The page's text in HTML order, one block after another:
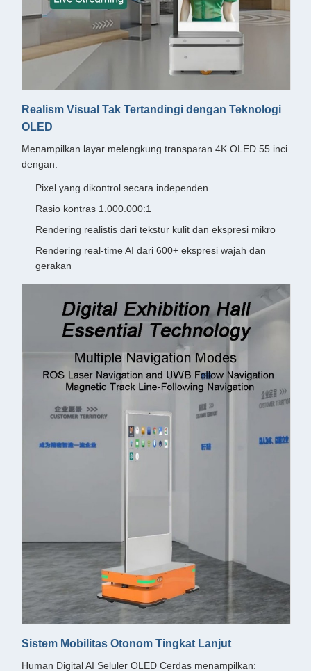
Realism Visual Tak Tertandingi dengan Teknologi
OLED
Menampilkan layar melengkung transparan 4K OLED 55 inci
dengan:
Pixel yang dikontrol secara independen
Rasio kontras 1.000.000:1
Rendering realistis dari tekstur kulit dan ekspresi mikro
Rendering real-time AI dari 600+ ekspresi wajah dan
gerakan
Sistem Mobilitas Otonom Tingkat Lanjut
Human Digital AI Seluler OLED Cerdas menampilkan: